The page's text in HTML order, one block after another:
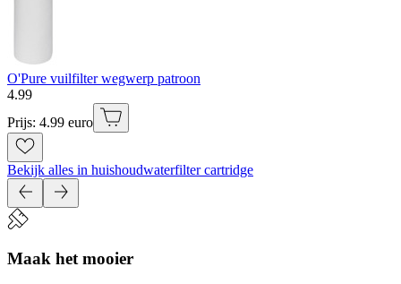
O'Pure vuilfilter wegwerp patroon
4.99
Prijs: 4.99 euro
Bekijk alles in huishoudwaterfilter cartridge
Maak het mooier